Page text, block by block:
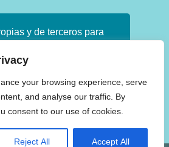
y de terceros para
que acepta su uso.
nuestra
Política de
your browsing experience, serve
and analyse our traffic. By
consent to our use of cookies.
Reject All Accept All